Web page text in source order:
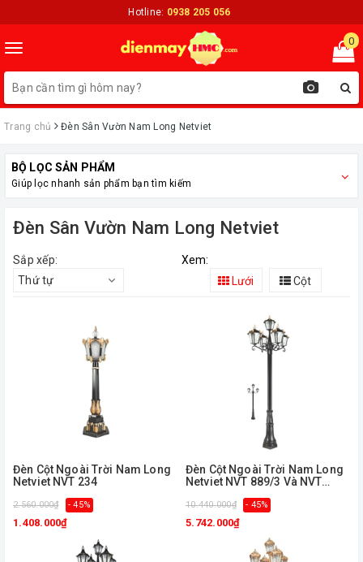
Hotline: 0938 205 056
Toggle
navigation
0
Trang chủ Đèn Sân Vườn Nam Long Netviet
BỘ LỌC SẢN PHẨM
Giúp lọc nhanh sản phẩm bạn tìm kiếm
Đèn Sân Vườn Nam Long Netviet
Sắp xếp:
Thứ tự
Xem:
Lưới
Cột
Đèn Cột Ngoài Trời Nam Long
Netviet NVT 234
2.560.000₫ - 45%
1.408.000₫
Đèn Cột Ngoài Trời Nam Long
Netviet NVT 889/3 Và NVT
10.440.000₫ - 45%
5.742.000₫